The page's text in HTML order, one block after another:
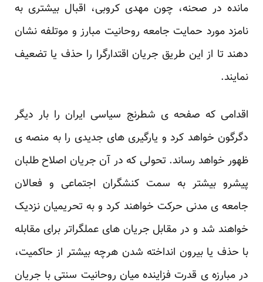
مانده در صحنه، چون مهدی کروبی، اقبال بیشتری به
نامزد مورد حمایت جامعه روحانیت ‏مبارز و موتلفه نشان
دهند تا از این طریق جریان اقتدارگرا را حذف یا تضعیف
نمایند.‏
اقدامی که صفحه ی شطرنج سیاسی ایران را بار دیگر
دگرگون خواهد کرد و یارگیری های جدیدی را به ‏منصه ی
ظهور خواهد رساند. تحولی که در آن جریان اصلاح طلبان
پیشرو بیشتر به سمت کنشگران اجتماعی ‏و فعالان
جامعه ی مدنی حرکت خواهند کرد و به تحریمیان نزدیک
خواهند شد و در مقابل جریان های ‏عملگراتر برای مقابله
با حذف یا بیرون انداخته شدن هرچه بیشتر از حاکمیت،
در مبارزه ی قدرت فزاینده ‏میان روحانیت سنتی با جریان